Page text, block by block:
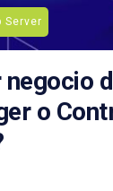
Server
o